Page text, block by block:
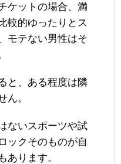
ケットの場合、満
較的ゆったりとス
モテない男性はそ
と、ある程度は隣
ん。
ないスポーツや試
ックそのものが自
あります。